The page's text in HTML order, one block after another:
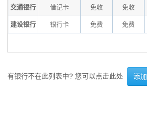
交通银行 借记卡 免收 免收
建设银行 银行卡 免费 免费
有银行不在此列表中? 您可以点击此处 添加